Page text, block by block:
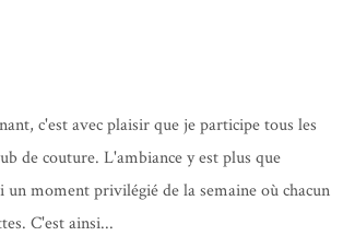
c'est avec plaisir que je participe tous les
de couture. L'ambiance y est plus que
moment privilégié de la semaine où chacun
C'est ainsi...